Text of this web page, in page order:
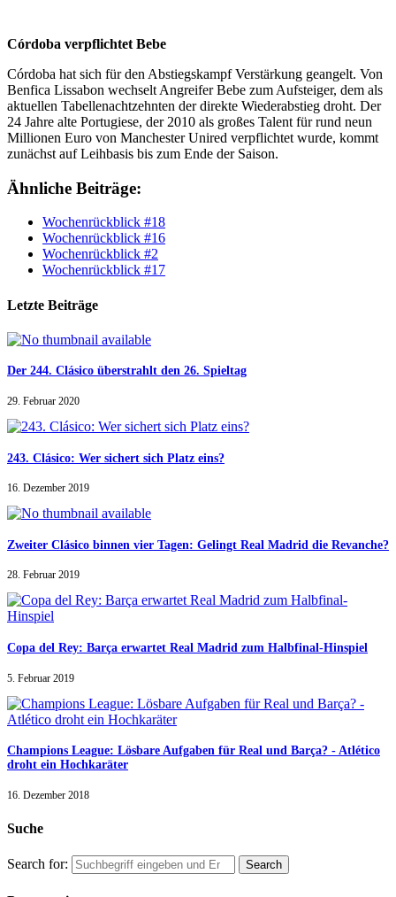
Córdoba verpflichtet Bebe
Córdoba hat sich für den Abstiegskampf Verstärkung geangelt. Von
Benfica Lissabon wechselt Angreifer Bebe zum Aufsteiger, dem als
aktuellen Tabellenachtzehnten der direkte Wiederabstieg droht. Der
24 Jahre alte Portugiese, der 2010 als großes Talent für rund neun
Millionen Euro von Manchester Unired verpflichtet wurde, kommt
zunächst auf Leihbasis bis zum Ende der Saison.
Ähnliche Beiträge:
Wochenrückblick #18
Wochenrückblick #16
Wochenrückblick #2
Wochenrückblick #17
Letzte Beiträge
Der 244. Clásico überstrahlt den 26. Spieltag
29. Februar 2020
243. Clásico: Wer sichert sich Platz eins?
16. Dezember 2019
Zweiter Clásico binnen vier Tagen: Gelingt Real Madrid die Revanche?
28. Februar 2019
Copa del Rey: Barça erwartet Real Madrid zum Halbfinal-Hinspiel
5. Februar 2019
Champions League: Lösbare Aufgaben für Real und Barça? - Atlético
droht ein Hochkaräter
16. Dezember 2018
Suche
Search for: